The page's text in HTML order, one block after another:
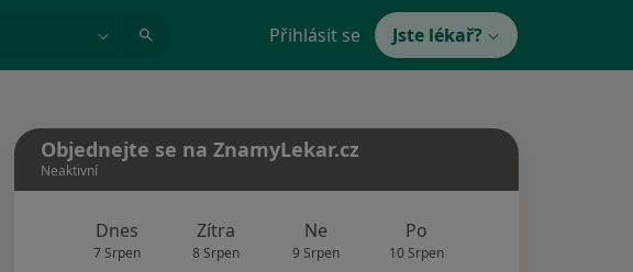
Přihlásit se Jste lékař?
Objednejte se na ZnamyLekar.cz
Neaktivní
Dnes
7 Srpen
Zítra
8 Srpen
Ne
9 Srpen
Po
10 Srpen